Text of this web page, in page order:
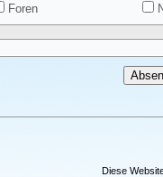
Foren
Diese